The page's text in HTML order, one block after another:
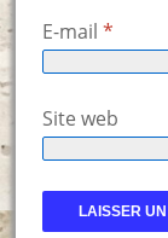
E-mail *
Site web